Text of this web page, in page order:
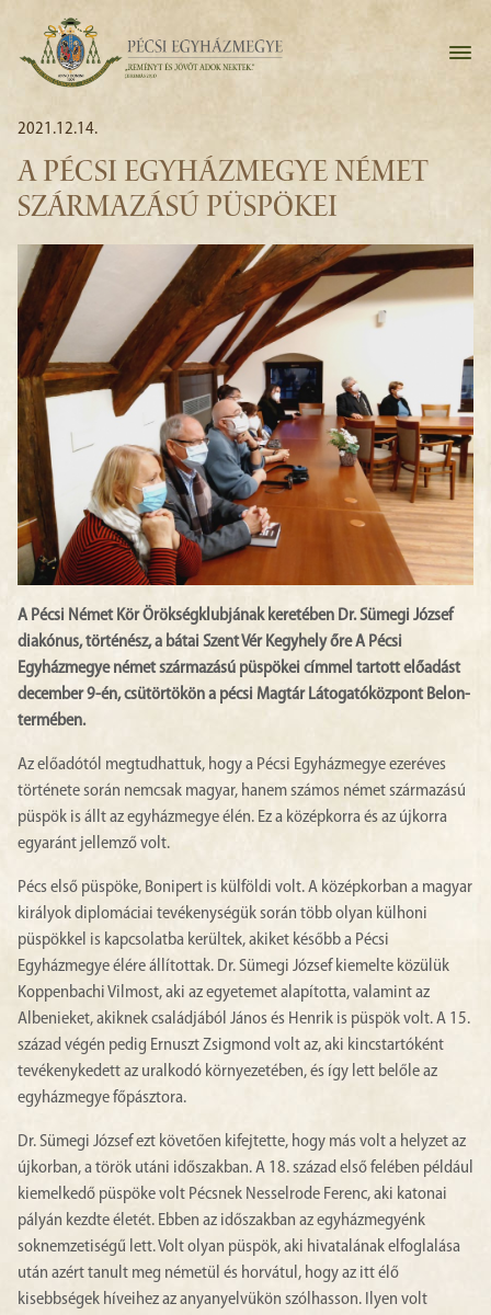
2021.12.14.
A PÉCSI EGYHÁZMEGYE NÉMET
SZÁRMAZÁSÚ PÜSPÖKEI
A Pécsi Német Kör Örökségklubjának keretében Dr. Sümegi József
diakónus, történész, a bátai Szent Vér Kegyhely őre A Pécsi
Egyházmegye német származású püspökei címmel tartott előadást
december 9-én, csütörtökön a pécsi Magtár Látogatóközpont Belon-
termében.
Az előadótól megtudhattuk, hogy a Pécsi Egyházmegye ezeréves
története során nemcsak magyar, hanem számos német származású
püspök is állt az egyházmegye élén. Ez a középkorra és az újkorra
egyaránt jellemző volt.
Pécs első püspöke, Bonipert is külföldi volt. A középkorban a magyar
királyok diplomáciai tevékenységük során több olyan külhoni
püspökkel is kapcsolatba kerültek, akiket később a Pécsi
Egyházmegye élére állítottak. Dr. Sümegi József kiemelte közülük
Koppenbachi Vilmost, aki az egyetemet alapította, valamint az
Albenieket, akiknek családjából János és Henrik is püspök volt. A 15.
század végén pedig Ernuszt Zsigmond volt az, aki kincstartóként
tevékenykedett az uralkodó környezetében, és így lett belőle az
egyházmegye főpásztora.
Dr. Sümegi József ezt követően kifejtette, hogy más volt a helyzet az
újkorban, a török utáni időszakban. A 18. század első felében például
kiemelkedő püspöke volt Pécsnek Nesselrode Ferenc, aki katonai
pályán kezdte életét. Ebben az időszakban az egyházmegyénk
soknemzetiségű lett. Volt olyan püspök, aki hivatalának elfoglalása
után azért tanult meg németül és horvátul, hogy az itt élő
kisebbségek híveihez az anyanyelvükön szólhasson. Ilyen volt